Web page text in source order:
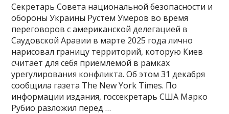
Секретарь Совета национальной безопасности и
обороны Украины Рустем Умеров во время
переговоров с американской делегацией в
Саудовской Аравии в марте 2025 года лично
нарисовал границу территорий, которую Киев
считает для себя приемлемой в рамках
урегулирования конфликта. Об этом 31 декабря
сообщила газета The New York Times. По
информации издания, госсекретарь США Марко
Рубио разложил перед …